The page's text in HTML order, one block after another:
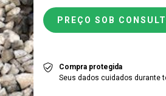
Compra protegida
Seus dados cuidados durante